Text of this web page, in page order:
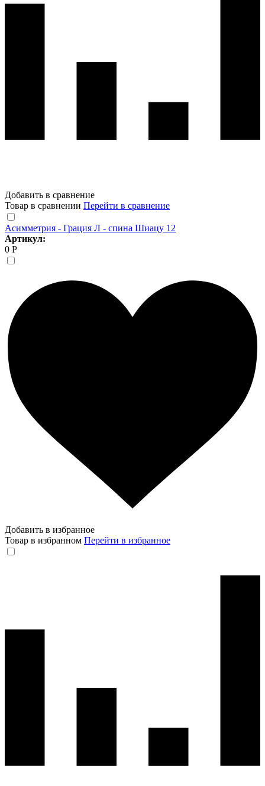
Добавить в сравнение
Товар в сравнении Перейти в сравнение
Асимметрия - Грация Л - спина Шиацу 12
Артикул:
0 Р
Добавить в избранное
Товар в избранном Перейти в избранное